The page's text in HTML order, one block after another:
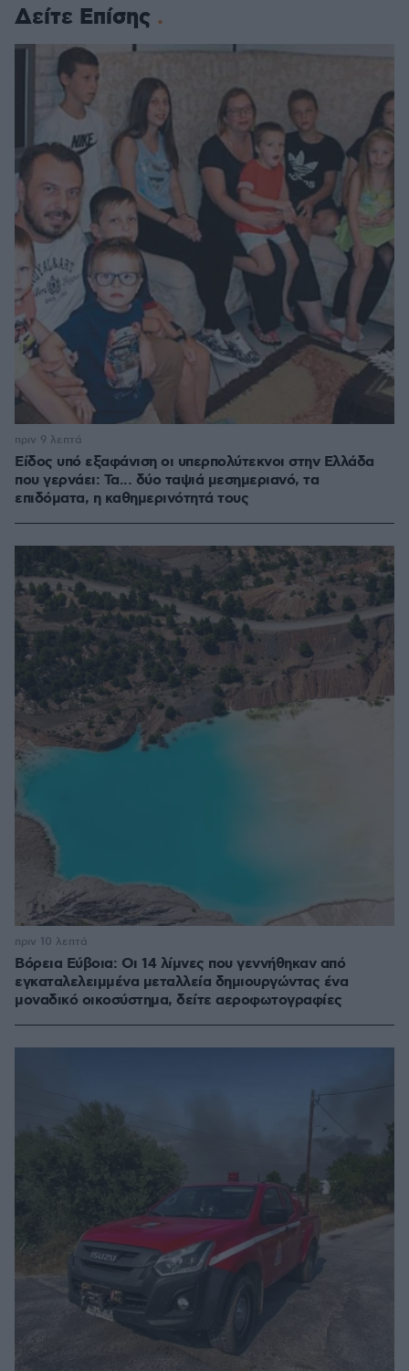
Δείτε Επίσης
Είδος υπό εξαφάνιση οι υπερπολύτεκνοι στην Ελλάδα
που γερνάει: Τα... δύο ταψιά μεσημεριανό, τα
επιδόματα, η καθημερινότητά τους
πριν 9 λεπτά
Βόρεια Εύβοια: Οι 14 λίμνες που γεννήθηκαν από
εγκαταλελειμμένα μεταλλεία δημιουργώντας ένα
μοναδικό οικοσύστημα, δείτε αεροφωτογραφίες
πριν 10 λεπτά